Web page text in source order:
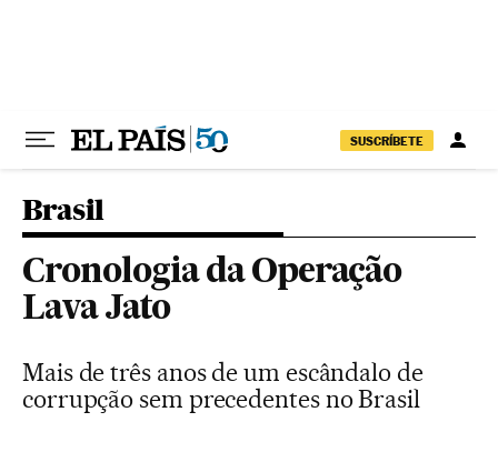
SUSCRÍBETE
Brasil
Cronologia da Operação
Lava Jato
Mais de três anos de um escândalo de
corrupção sem precedentes no Brasil